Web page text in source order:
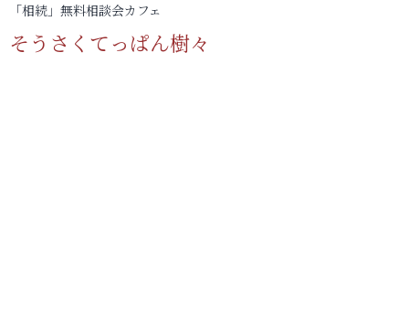
「相続」無料相談会カフェ
そうさくてっぱん樹々